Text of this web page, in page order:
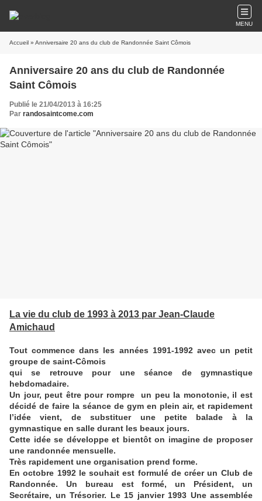
MENU
Accueil » Anniversaire 20 ans du club de Randonnée Saint Cômois
Anniversaire 20 ans du club de Randonnée
Saint Cômois
Publié le 21/04/2013 à 16:25
Par randosaintcome.com
La vie du club de 1993 à 2013 par Jean-Claude
Amichaud
Tout commence dans les années 1991-1992 avec un petit
groupe de saint-Cômois
qui se retrouve pour une séance de gymnastique
hebdomadaire.
Un jour, peut être pour rompre un peu la monotonie, il est
décidé de faire la séance de gym en plein air, et rapidement
l’idée vient, de substituer une petite balade à la
gymnastique en salle durant les beaux jours.
Cette idée se développe et bientôt on imagine de proposer
une randonnée mensuelle.
Très rapidement une organisation prend forme.
En octobre 1992 le souhait est formulé de créer un Club de
Randonnée. Un bureau est formé, un Président, un
Secrétaire, un Trésorier. Le 15 janvier 1993 Une assemblée